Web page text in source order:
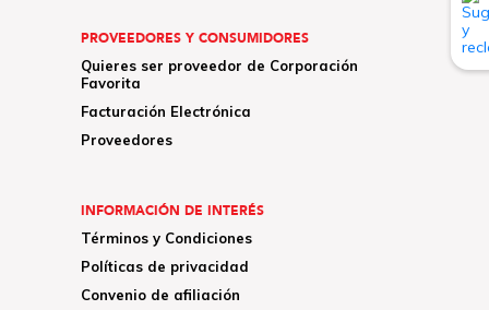
PROVEEDORES Y CONSUMIDORES
Quieres ser proveedor de Corporación
Favorita
Facturación Electrónica
Proveedores
INFORMACIÓN DE INTERÉS
Términos y Condiciones
Políticas de privacidad
Convenio de afiliación